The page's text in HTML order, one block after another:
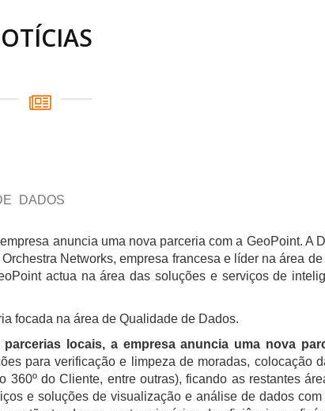
DADOS
anuncia uma nova parceria com a GeoPoint. A
Networks, empresa francesa e líder na área
actua na área das soluções e serviços de
focada na área de Qualidade de Dados.
locais, a empresa anuncia uma nova
para verificação e limpeza de moradas, colocação
do Cliente, entre outras), ficando as restantes
e soluções de visualização e análise de dados